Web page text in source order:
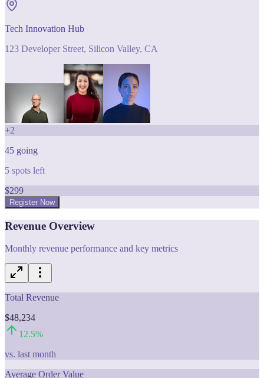
Tech Innovation Hub
123 Developer Street, Silicon Valley, CA
+2
45 going
5 spots left
$299
Register Now
Revenue Overview
Monthly revenue performance and key metrics
Total Revenue
$48,234
12.5%
vs. last month
Average Order Value